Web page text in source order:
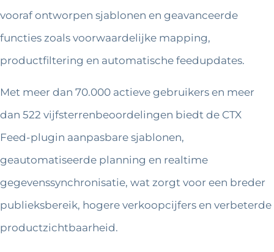
vooraf ontworpen sjablonen en geavanceerde
functies zoals voorwaardelijke mapping,
productfiltering en automatische feedupdates.
Met meer dan 70.000 actieve gebruikers en meer
dan 522 vijfsterrenbeoordelingen biedt de CTX
Feed-plugin aanpasbare sjablonen,
geautomatiseerde planning en realtime
gegevenssynchronisatie, wat zorgt voor een breder
publieksbereik, hogere verkoopcijfers en verbeterde
productzichtbaarheid.